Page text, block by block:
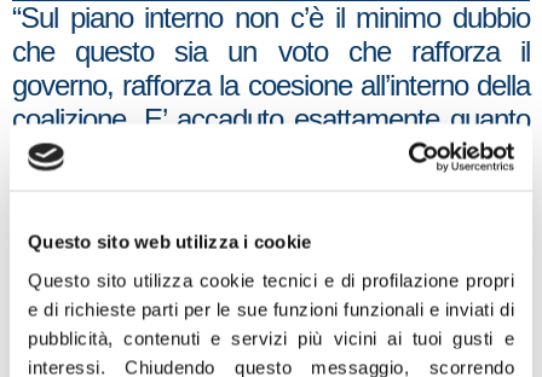
Questo sito web utilizza i cookie
Questo sito utilizza cookie tecnici e di profilazione propri
e di richieste parti per le sue funzioni funzionali e inviati di
pubblicità, contenuti e servizi più vicini ai tuoi gusti e
interessi.Chiudendo questo messaggio, scorrendo
“Sul piano interno non c’è il minimo dubbio
che questo sia un voto che rafforza il
governo, rafforza la coesione all’interno della
coalizione. E’ accaduto esattamente quanto
Giorgia Meloni ha detto molti mesi fa quando
partiti della maggioranza di governo
facessero un risultato migliore delle politiche.
E’ successo. Ne siamo molto contenti,
siamo soprattutto soddisfatti del risultato di